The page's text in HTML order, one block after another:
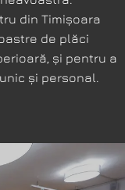
din Timișoara
de plăci
și pentru a
și personal.